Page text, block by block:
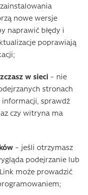
nowe wersje
naprawić błędy i
poprawiają
w sieci – nie
stronach
informacji, sprawdź
czy witryna ma
– jeśli otrzymasz
podejrzanie lub
może prowadzić